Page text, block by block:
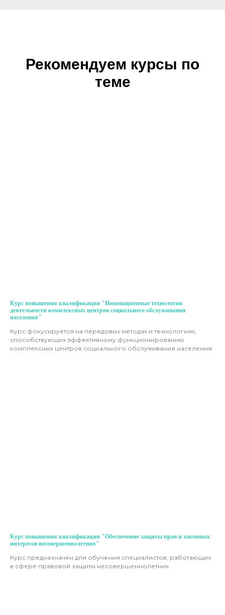
Рекомендуем курсы по
теме
Курс повышения квалификации "Инновационные технологии
деятельности комплексных центров социального обслуживания
населения"
Курс фокусируется на передовых методах и технологиях,
способствующих эффективному функционированию
комплексных центров социального обслуживания населения
Курс повышения квалификации "Обеспечение защиты прав и законных
интересов несовершеннолетних"
Курс предназначен для обучения специалистов, работающих
в сфере правовой защиты несовершеннолетних